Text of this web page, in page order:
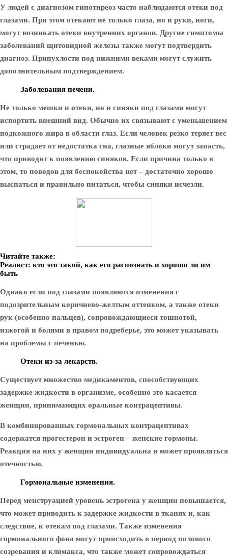
У людей с диагнозом гипотиреоз часто наблюдаются отеки под
глазами. При этом отекают не только глаза, но и руки, ноги,
могут возникать отеки внутренних органов. Другие симптомы
заболеваний щитовидной железы также могут подтвердить
диагноз. Припухлости под нижними веками могут служить
дополнительным подтверждением.
Заболевания печени.
Не только мешки и отеки, но и синяки под глазами могут
испортить внешний вид. Обычно их связывают с уменьшением
подкожного жира в области глаз. Если человек резко теряет вес
или страдает от недостатка сна, глазные яблоки могут запасть,
что приводит к появлению синяков. Если причина только в
этом, то поводов для беспокойства нет – достаточно хорошо
выспаться и правильно питаться, чтобы синяки исчезли.
Читайте также:
Реалист: кто это такой, как его распознать и хорошо ли им
быть
Однако если под глазами появляются изменения с
подозрительным коричнево-желтым оттенком, а также отеки
рук (особенно пальцев), сопровождающиеся тошнотой,
изжогой и болями в правом подреберье, это может указывать
на проблемы с печенью.
Отеки из-за лекарств.
Существует множество медикаментов, способствующих
задержке жидкости в организме, особенно это касается
женщин, принимающих оральные контрацептивы.
В комбинированных гормональных контрацептивах
содержатся прогестерон и эстроген – женские гормоны.
Реакция на них у женщин индивидуальна и может проявляться
отечностью.
Гормональные изменения.
Перед менструацией уровень эстрогена у женщин повышается,
что может приводить к задержке жидкости в тканях и, как
следствие, к отекам под глазами. Также изменения
гормонального фона могут происходить в период полового
созревания и климакса, что также может сопровождаться